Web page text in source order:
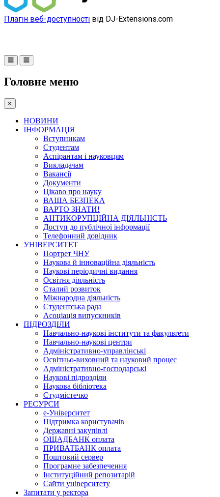
Плагін веб-доступності від DJ-Extensions.com
Головне меню
×
НОВИНИ
ІНФОРМАЦІЯ
Вступникам
Студентам
Аспірантам і науковцям
Викладачам
Вакансії
Документи
Цікаво про науку
ВАША БЕЗПЕКА
ВАРТО ЗНАТИ!
АНТИКОРУПЦІЙНА ДІЯЛЬНІСТЬ
Доступ до публічної інформації
Телефонний довідник
УНІВЕРСИТЕТ
Портрет ЧНУ
Наукова й інноваційна діяльність
Наукові періодичні видання
Освітня діяльність
Сталий розвиток
Міжнародна діяльність
Студентська рада
Асоціація випускників
ПІДРОЗДІЛИ
Навчально-наукові інститути та факультети
Навчально-наукові центри
Адміністративно-управлінські
Освітньо-виховний та науковий процес
Адміністративно-господарські
Наукові підрозділи
Наукова бібліотека
Студмістечко
РЕСУРСИ
е-Університет
Підтримка користувачів
Державні закупівлі
ОЩАДБАНК оплата
ПРИВАТБАНК оплата
Поштовий сервер
Програмне забезпечення
Інституційний репозитарій
Сайти університету
Запитати у ректора